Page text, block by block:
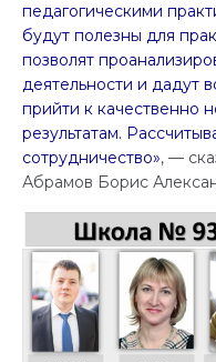
педагогическими
будут полезны для
позволят
деятельности и дадут
прийти к качественно
результатам.
сотрудничество», —
Абрамов Борис